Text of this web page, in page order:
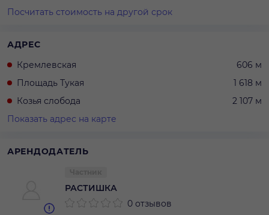
Посчитать стоимость на другой срок
АДРЕС
Кремлевская
606 м
Площадь Тукая
1 618 м
Козья слобода
2 107 м
Показать адрес на карте
АРЕНДОДАТЕЛЬ
РАСТИШКА
0 отзывов